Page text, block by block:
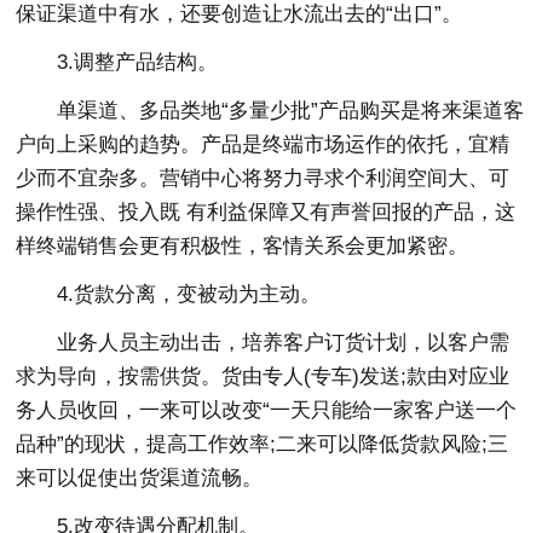
保证渠道中有水，还要创造让水流出去的“出口”。
3.调整产品结构。
单渠道、多品类地“多量少批”产品购买是将来渠道客
户向上采购的趋势。产品是终端市场运作的依托，宜精
少而不宜杂多。营销中心将努力寻求个利润空间大、可
操作性强、投入既 有利益保障又有声誉回报的产品，这
样终端销售会更有积极性，客情关系会更加紧密。
4.货款分离，变被动为主动。
业务人员主动出击，培养客户订货计划，以客户需
求为导向，按需供货。货由专人(专车)发送;款由对应业
务人员收回，一来可以改变“一天只能给一家客户送一个
品种”的现状，提高工作效率;二来可以降低货款风险;三
来可以促使出货渠道流畅。
5.改变待遇分配机制。